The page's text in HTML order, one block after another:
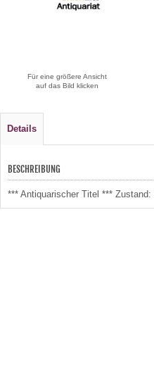
Für eine größere Ansicht
auf das Bild klicken
Details
BESCHREIBUNG
*** Antiquarischer Titel ***